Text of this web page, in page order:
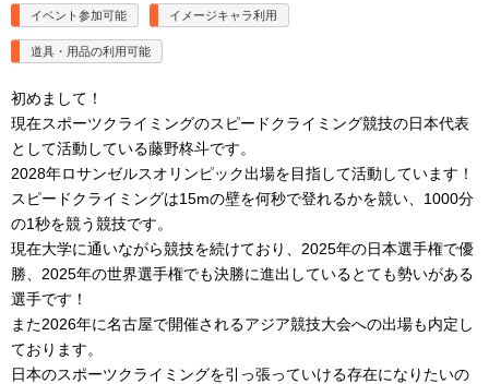
イベント参加可能 イメージキャラ利用
道具・用品の利用可能
初めまして！
現在スポーツクライミングのスピードクライミング競技の日本代表
として活動している藤野柊斗です。
2028年ロサンゼルスオリンピック出場を目指して活動しています！
スピードクライミングは15mの壁を何秒で登れるかを競い、1000分
の1秒を競う競技です。
現在大学に通いながら競技を続けており、2025年の日本選手権で優
勝、2025年の世界選手権でも決勝に進出しているとても勢いがある
選手です！
また2026年に名古屋で開催されるアジア競技大会への出場も内定し
ております。
日本のスポーツクライミングを引っ張っていける存在になりたいの